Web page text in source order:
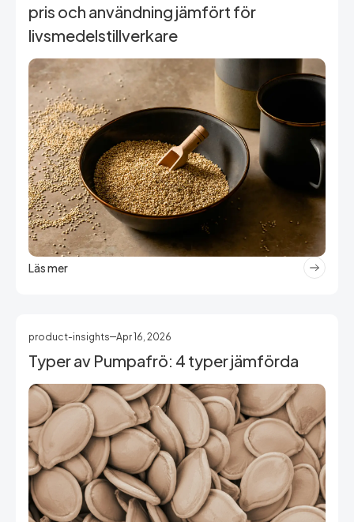
pris och användning jämfört för
livsmedelstillverkare
Läs mer
product-insights Apr 16, 2026
Typer av Pumpafrö: 4 typer jämförda